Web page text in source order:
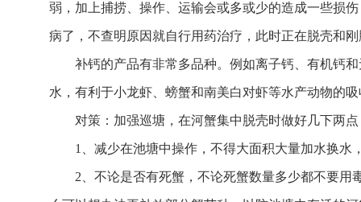
弱，加上捕捞、操作、运输会或多或少的造成一些损
病了，不查明原因就自行用药治疗，此时正在脱壳和
补钙的产品有非常多品种。例如离子钙、有机钙
水，有利于小龙虾、螃蟹和南美白对虾等水产动物的
对策：加强巡塘，在河蟹集中脱壳时做好几下两点
1、减少在池塘中操作，不得大面积大量加水换
2、不论是否有死蟹，不论死蟹数量多少都不要